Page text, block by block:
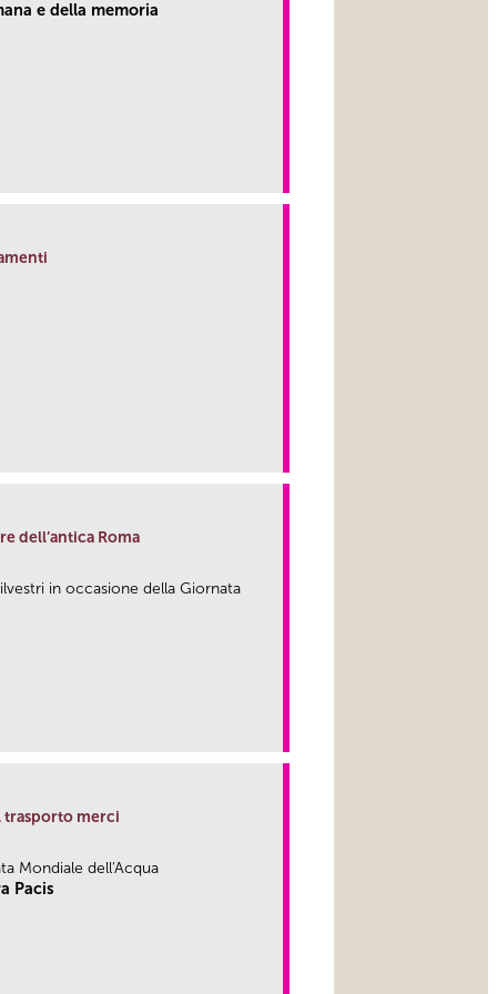
e della memoria
dell’antica Roma
in occasione della Giornata
trasporto merci
Mondiale dell'Acqua
Pacis